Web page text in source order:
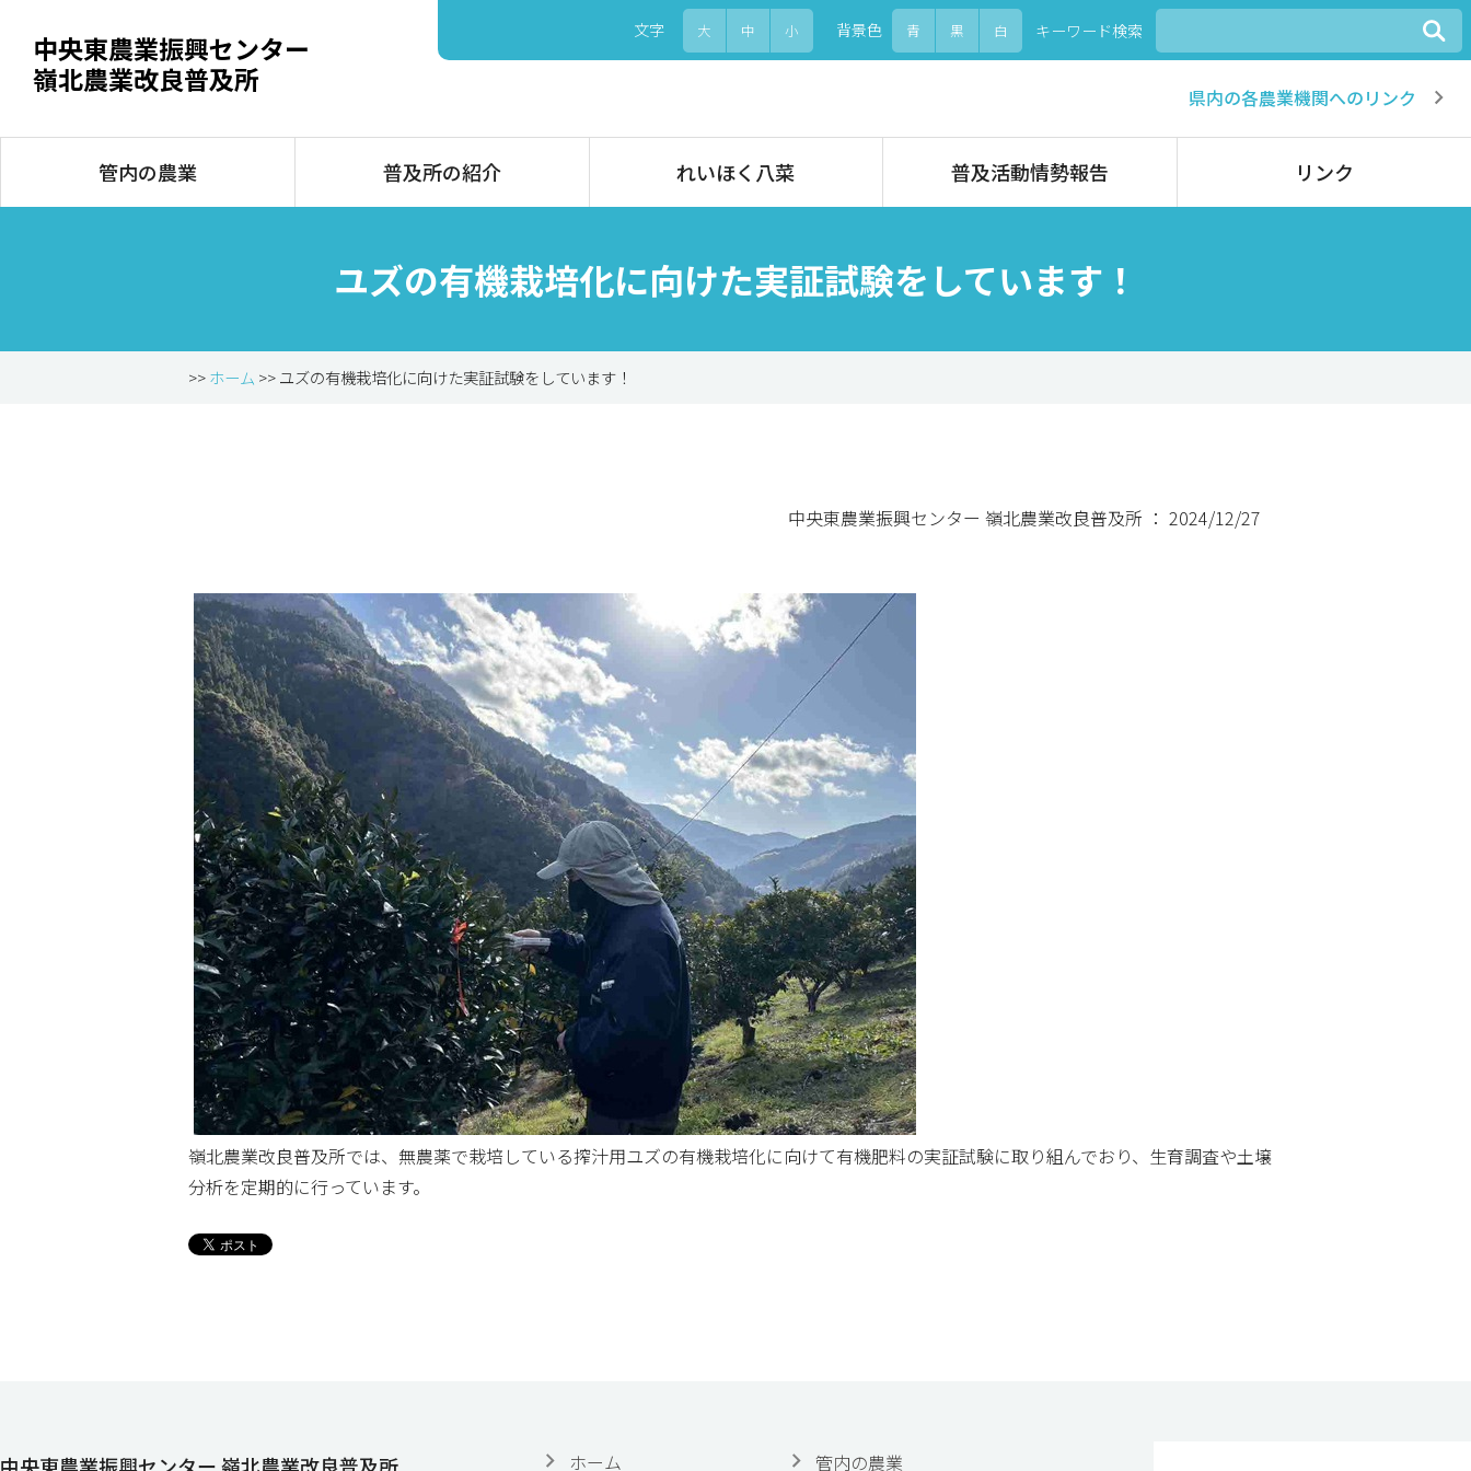
中央東農業振興センター
嶺北農業改良普及所
キーワード検索
背景色 青 黒 白
文字 大 中 小
県内の各農業機関へのリンク
管内の農業 普及所の紹介 れいほく八菜 普及活動情勢報告 リンク
ユズの有機栽培化に向けた実証試験をしています！
>>ホーム >> ユズの有機栽培化に向けた実証試験をしています！
中央東農業振興センター 嶺北農業改良普及所 ： 2024/12/27
嶺北農業改良普及所では、無農薬で栽培している搾汁用ユズの有機栽培化に向けて有機肥料の実証試験に取り組んでおり、生育調査や土壌
分析を定期的に行っています。
ホーム 管内の農業